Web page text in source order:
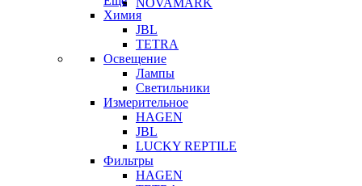
NOVAMARK
Химия
JBL
TETRA
Освещение
Лампы
Светильники
Измерительное
HAGEN
JBL
LUCKY REPTILE
Фильтры
HAGEN